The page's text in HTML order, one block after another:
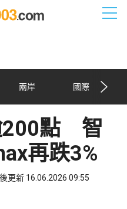
兩岸 國際
200點 智
再跌3%
更新 16.06.2026 09:55